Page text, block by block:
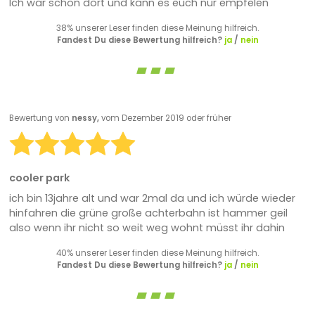
Ich war schon dort und kann es euch nur empfelen
38% unserer Leser finden diese Meinung hilfreich.
Fandest Du diese Bewertung hilfreich? ja/ nein
Bewertung von nessy,vom Dezember 2019 oder früher
cooler park
ich bin 13jahre alt und war 2mal da und ich würde wieder
hinfahren die grüne große achterbahn ist hammer geil
also wenn ihr nicht so weit weg wohnt müsst ihr dahin
40% unserer Leser finden diese Meinung hilfreich.
Fandest Du diese Bewertung hilfreich? ja/ nein